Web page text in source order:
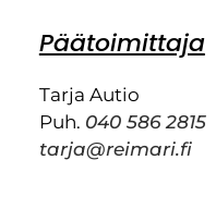
Päätoimittaja
Tarja Autio
Puh. 040 586 2815
tarja@reimari.fi